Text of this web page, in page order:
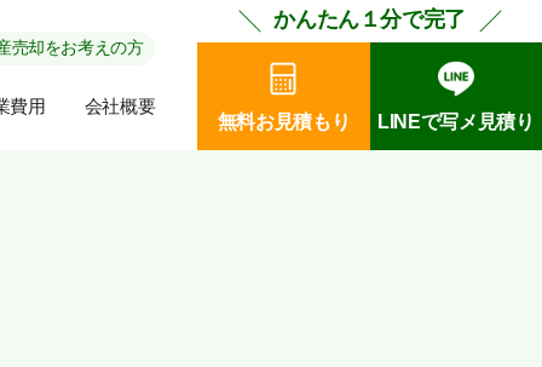
売却をお考えの方
費用 会社概要
かんたん１分で完了
無料お見積もり LINEで写メ見積り